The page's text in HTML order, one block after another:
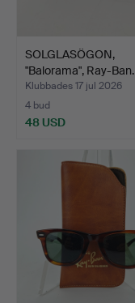
SOLGLASÖGON,
"Balorama", Ray-Ban.
Klubbades 17 jul 2026
4 bud
48 USD